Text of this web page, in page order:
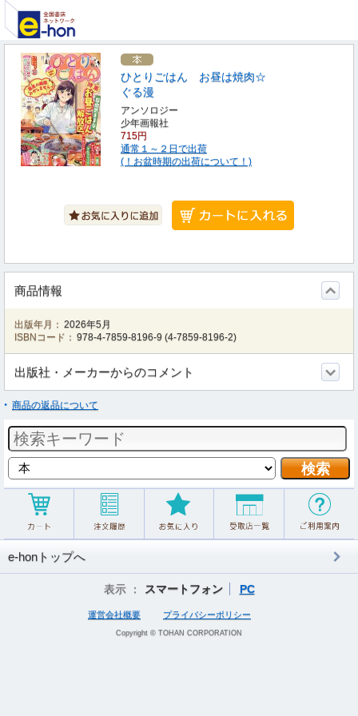
ひとりごはん お昼は焼肉☆
ぐる漫
アンソロジー
少年画報社
715円
通常１～２日で出荷
(！お盆時期の出荷について！)
商品情報
出版年月： 2026年5月
ISBNコード： 978-4-7859-8196-9 (4-7859-8196-2)
出版社・メーカーからのコメント
商品の返品について
e-honトップへ
表示 ： スマートフォン PC
運営会社概要 プライバシーポリシー
Copyright © TOHAN CORPORATION